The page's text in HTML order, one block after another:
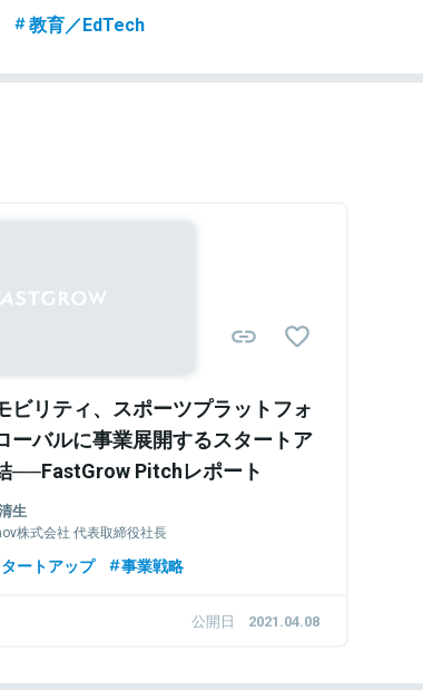
教育／EdTech
ビリティ、スポーツプラットフォ
ーバルに事業展開するスタートア
──FastGrow Pitchレポート
生
株式会社 代表取締役社長
ートアップ 事業戦略
公開日 2021.04.08